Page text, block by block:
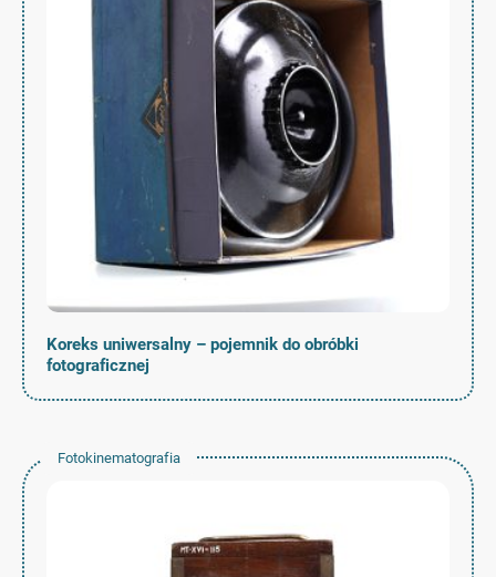
Koreks uniwersalny – pojemnik do obróbki
fotograficznej
Fotokinematografia